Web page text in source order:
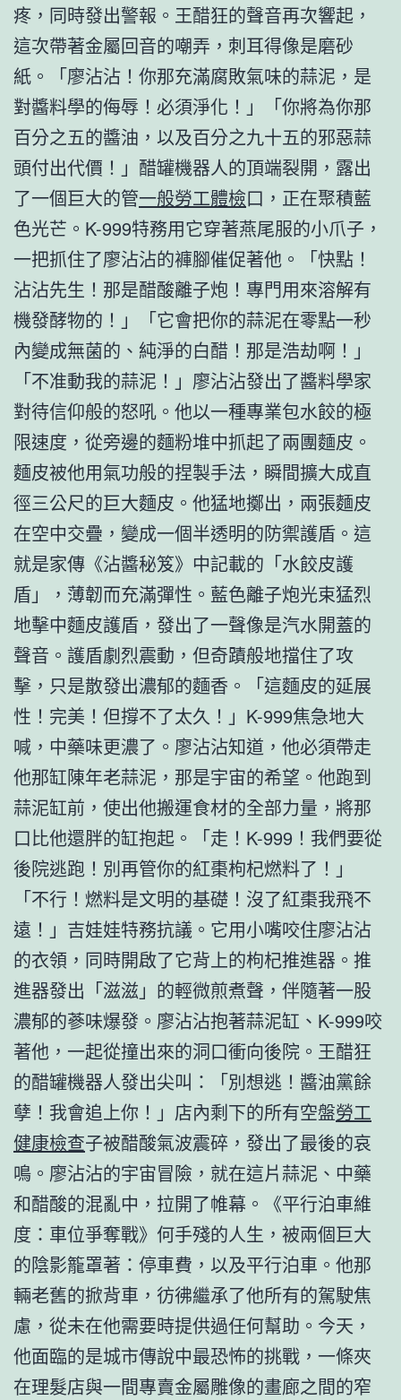
疼，同時發出警報。王醋狂的聲音再次響起，
這次帶著金屬回音的嘲弄，刺耳得像是磨砂
紙。「廖沾沾！你那充滿腐敗氣味的蒜泥，是
對醬料學的侮辱！必須淨化！」「你將為你那
百分之五的醬油，以及百分之九十五的邪惡蒜
頭付出代價！」醋罐機器人的頂端裂開，露出
了一個巨大的管一般勞工體檢口，正在聚積藍
色光芒。K-999特務用它穿著燕尾服的小爪子，
一把抓住了廖沾沾的褲腳催促著他。「快點！
沾沾先生！那是醋酸離子炮！專門用來溶解有
機發酵物的！」「它會把你的蒜泥在零點一秒
內變成無菌的、純淨的白醋！那是浩劫啊！」
「不准動我的蒜泥！」廖沾沾發出了醬料學家
對待信仰般的怒吼。他以一種專業包水餃的極
限速度，從旁邊的麵粉堆中抓起了兩團麵皮。
麵皮被他用氣功般的捏製手法，瞬間擴大成直
徑三公尺的巨大麵皮。他猛地擲出，兩張麵皮
在空中交疊，變成一個半透明的防禦護盾。這
就是家傳《沾醬秘笈》中記載的「水餃皮護
盾」，薄韌而充滿彈性。藍色離子炮光束猛烈
地擊中麵皮護盾，發出了一聲像是汽水開蓋的
聲音。護盾劇烈震動，但奇蹟般地擋住了攻
擊，只是散發出濃郁的麵香。「這麵皮的延展
性！完美！但撐不了太久！」K-999焦急地大
喊，中藥味更濃了。廖沾沾知道，他必須帶走
他那缸陳年老蒜泥，那是宇宙的希望。他跑到
蒜泥缸前，使出他搬運食材的全部力量，將那
口比他還胖的缸抱起。「走！K-999！我們要從
後院逃跑！別再管你的紅棗枸杞燃料了！」
「不行！燃料是文明的基礎！沒了紅棗我飛不
遠！」吉娃娃特務抗議。它用小嘴咬住廖沾沾
的衣領，同時開啟了它背上的枸杞推進器。推
進器發出「滋滋」的輕微煎煮聲，伴隨著一股
濃郁的蔘味爆發。廖沾沾抱著蒜泥缸、K-999咬
著他，一起從撞出來的洞口衝向後院。王醋狂
的醋罐機器人發出尖叫：「別想逃！醬油黨餘
孽！我會追上你！」店內剩下的所有空盤勞工
健康檢查子被醋酸氣波震碎，發出了最後的哀
鳴。廖沾沾的宇宙冒險，就在這片蒜泥、中藥
和醋酸的混亂中，拉開了帷幕。《平行泊車維
度：車位爭奪戰》何手殘的人生，被兩個巨大
的陰影籠罩著：停車費，以及平行泊車。他那
輛老舊的掀背車，彷彿繼承了他所有的駕駛焦
慮，從未在他需要時提供過任何幫助。今天，
他面臨的是城市傳說中最恐怖的挑戰，一條夾
在理髮店與一間專賣金屬雕像的畫廊之間的窄